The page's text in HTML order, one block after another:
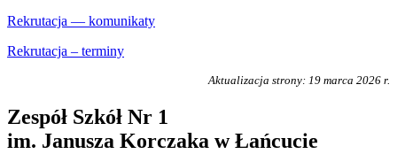
Rekrutacja — komunikaty
Rekrutacja – terminy
Aktualizacja strony: 19 marca 2026 r.
Zespół Szkół Nr 1
im. Janusza Korczaka w Łańcucie